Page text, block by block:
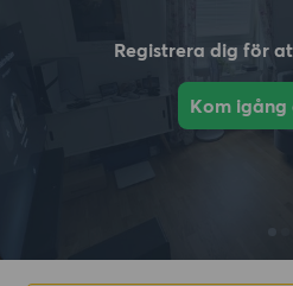
Registrera dig för
Kom igång